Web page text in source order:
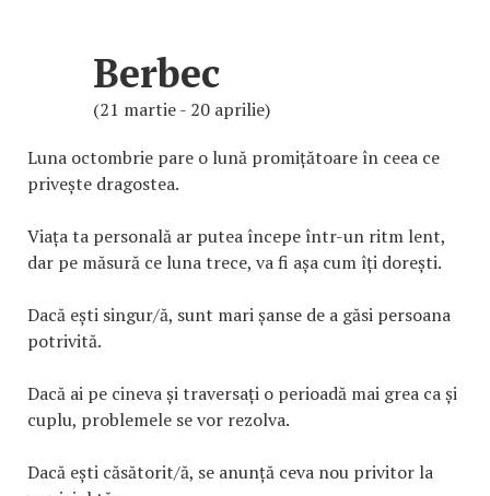
Berbec
(21 martie - 20 aprilie)
Luna octombrie pare o lună promițătoare în ceea ce
privește dragostea.
Viața ta personală ar putea începe într-un ritm lent,
dar pe măsură ce luna trece, va fi așa cum îți dorești.
Dacă ești singur/ă, sunt mari șanse de a găsi persoana
potrivită.
Dacă ai pe cineva și traversați o perioadă mai grea ca și
cuplu, problemele se vor rezolva.
Dacă ești căsătorit/ă, se anunță ceva nou privitor la